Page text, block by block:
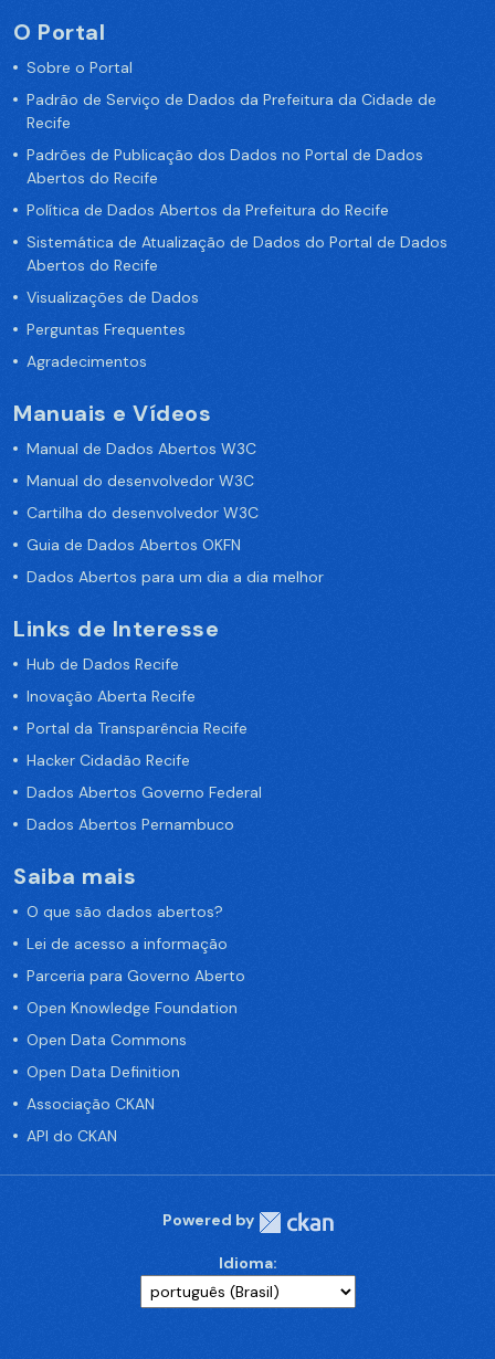
O Portal
Sobre o Portal
Padrão de Serviço de Dados da Prefeitura da Cidade de
Recife
Padrões de Publicação dos Dados no Portal de Dados
Abertos do Recife
Política de Dados Abertos da Prefeitura do Recife
Sistemática de Atualização de Dados do Portal de Dados
Abertos do Recife
Visualizações de Dados
Perguntas Frequentes
Agradecimentos
Manuais e Vídeos
Manual de Dados Abertos W3C
Manual do desenvolvedor W3C
Cartilha do desenvolvedor W3C
Guia de Dados Abertos OKFN
Dados Abertos para um dia a dia melhor
Links de Interesse
Hub de Dados Recife
Inovação Aberta Recife
Portal da Transparência Recife
Hacker Cidadão Recife
Dados Abertos Governo Federal
Dados Abertos Pernambuco
Saiba mais
O que são dados abertos?
Lei de acesso a informação
Parceria para Governo Aberto
Open Knowledge Foundation
Open Data Commons
Open Data Definition
Associação CKAN
API do CKAN
Powered by
Idioma